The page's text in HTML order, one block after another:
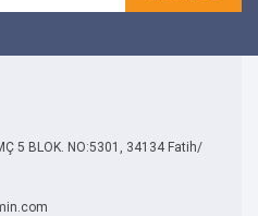
5 BLOK. NO:5301, 34134 Fatih/